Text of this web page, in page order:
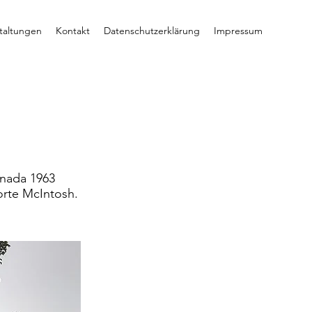
Kontakt Datenschutzerklärung Impressum
1963
McIntosh.